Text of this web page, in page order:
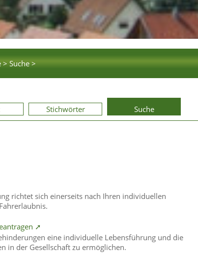
> Suche >
Stichwörter Suche
richtet sich einerseits nach Ihren individuellen
➚
eine individuelle Lebensführung und die
in der Gesellschaft zu ermöglichen.